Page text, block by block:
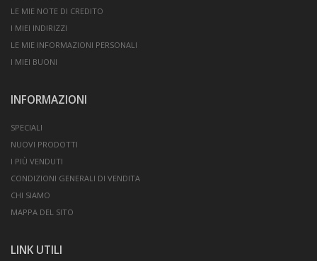
LE MIE NOTE DI CREDITO
I MIEI INDIRIZZI
LE MIE INFORMAZIONI PERSONALI
I MIEI BUONI
INFORMAZIONI
SPECIALI
NUOVI PRODOTTI
I PIÙ VENDUTI
CONDIZIONI GENERALI DI VENDITA
CHI SIAMO
MAPPA DEL SITO
LINK UTILI